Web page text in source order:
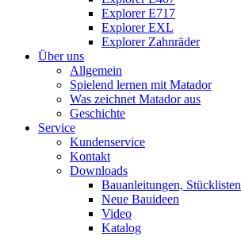
Explorer E717
Explorer EXL
Explorer Zahnräder
Über uns
Allgemein
Spielend lernen mit Matador
Was zeichnet Matador aus
Geschichte
Service
Kundenservice
Kontakt
Downloads
Bauanleitungen, Stücklisten
Neue Bauideen
Video
Katalog